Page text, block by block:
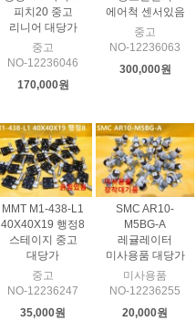
피치20 중고
리니어 대당가
중고
NO-12236046
170,000원
에어척 센서있음
중고
NO-12236063
300,000원
MMT M1-438-L1
40X40X19 행정8
스테이지 중고
대당가
중고
NO-12236247
35,000원
SMC AR10-
M5BG-A
레귤레이터
미사용품 대당가
미사용품
NO-12236255
20,000원